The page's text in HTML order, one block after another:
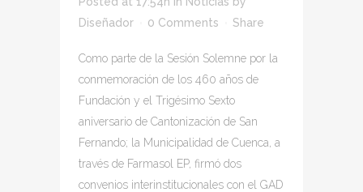
Diseñador
0 Comments Share
Como parte de la Sesión Solemne por la
conmemoración de los 460 años de
Fundación y el Trigésimo Sexto
aniversario de Cantonización de San
Fernando; la Municipalidad de Cuenca, a
través de Farmasol EP, firmó dos
convenios interinstitucionales con el GAD